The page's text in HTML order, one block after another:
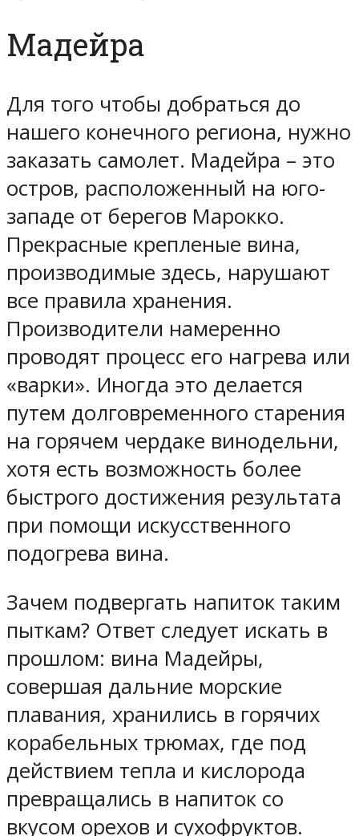
Мадейра
Для того чтобы добраться до
нашего конечного региона, нужно
заказать самолет. Мадейра – это
остров, расположенный на юго-
западе от берегов Марокко.
Прекрасные крепленые вина,
производимые здесь, нарушают
все правила хранения.
Производители намеренно
проводят процесс его нагрева или
«варки». Иногда это делается
путем долговременного старения
на горячем чердаке винодельни,
хотя есть возможность более
быстрого достижения результата
при помощи искусственного
подогрева вина.
Зачем подвергать напиток таким
пыткам? Ответ следует искать в
прошлом: вина Мадейры,
совершая дальние морские
плавания, хранились в горячих
корабельных трюмах, где под
действием тепла и кислорода
превращались в напиток со
вкусом орехов и сухофруктов.